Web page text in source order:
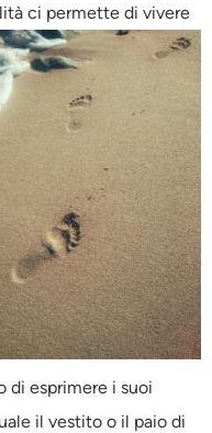
ci permette di vivere
di esprimere i suoi
il vestito o il paio di